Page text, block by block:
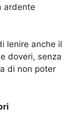
ardente
lenire anche il
doveri, senza
di non poter